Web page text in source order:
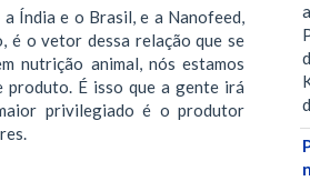
Índia e o Brasil, e a Nanofeed,
é o vetor dessa relação que se
nutrição animal, nós estamos
produto. É isso que a gente irá
privilegiado é o produtor